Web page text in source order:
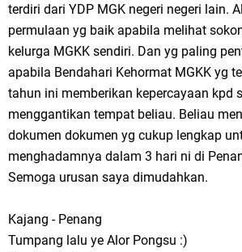
terdiri dari YDP MGK negeri negeri lain.
permulaan yg baik apabila melihat
kelurga MGKK sendiri. Dan yg paling
apabila Bendahari Kehormat MGKK yg
tahun ini memberikan kepercayaan kpd
menggantikan tempat beliau. Beliau
dokumen dokumen yg cukup lengkap
menghadamnya dalam 3 hari ni di
Semoga urusan saya dimudahkan.
Kajang - Penang
Tumpang lalu ye Alor Pongsu :)